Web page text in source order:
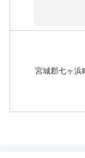
宮城郡七ヶ浜